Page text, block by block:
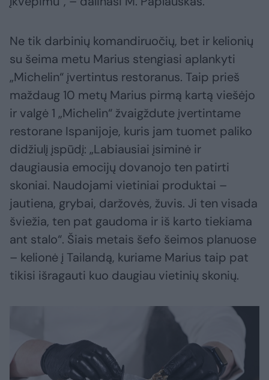
Ne tik darbinių komandiruočių, bet ir kelionių
su šeima metu Marius stengiasi aplankyti
„Michelin“ įvertintus restoranus. Taip prieš
maždaug 10 metų Marius pirmą kartą viešėjo
ir valgė 1 „Michelin“ žvaigždute įvertintame
restorane Ispanijoje, kuris jam tuomet paliko
didžiulį įspūdį: „Labiausiai įsiminė ir
daugiausia emocijų dovanojo ten patirti
skoniai. Naudojami vietiniai produktai –
jautiena, grybai, daržovės, žuvis. Ji ten visada
šviežia, ten pat gaudoma ir iš karto tiekiama
ant stalo“. Šiais metais šefo šeimos planuose
– kelionė į Tailandą, kuriame Marius taip pat
tikisi išragauti kuo daugiau vietinių skonių.